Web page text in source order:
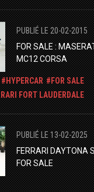
PUBLIÉ LE 20-02-2015
FOR SALE :
MC12 CORSA
HYPERCAR
FOR SALE
FORT LAUDERDALE
PUBLIÉ LE 13-02-2025
FERRARI DAYTONA
FOR SALE